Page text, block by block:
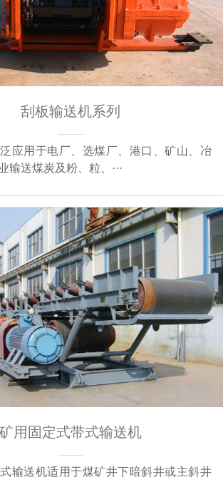
刮板输送机系列
应用于电厂、选煤厂、港口、矿山、冶
输送煤炭及粉、粒、···
矿用固定式带式输送机
输送机适用于煤矿井下暗斜井或主斜井